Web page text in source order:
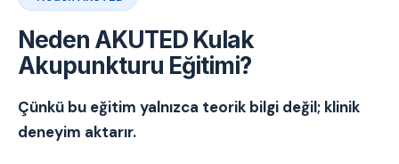
Neden AKUTED Kulak
Akupunkturu Eğitimi?
Çünkü bu eğitim yalnızca teorik bilgi değil; klinik
deneyim aktarır.